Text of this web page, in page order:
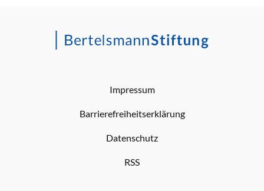
Impressum
Barrierefreiheitserklärung
Datenschutz
RSS